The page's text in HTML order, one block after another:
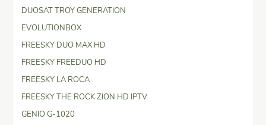
DUOSAT TROY GENERATION
EVOLUTIONBOX
FREESKY DUO MAX HD
FREESKY FREEDUO HD
FREESKY LA ROCA
FREESKY THE ROCK ZION HD IPTV
GENIO G-1020